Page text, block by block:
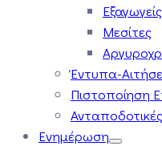
Εξαγωγείς
Μεσίτες
Έντυπα-
Πιστοποίηση
Ενημέρωση